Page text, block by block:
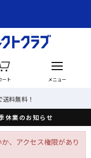
ート メニュー
料無料！
業のお知らせ
、アクセス権限があり